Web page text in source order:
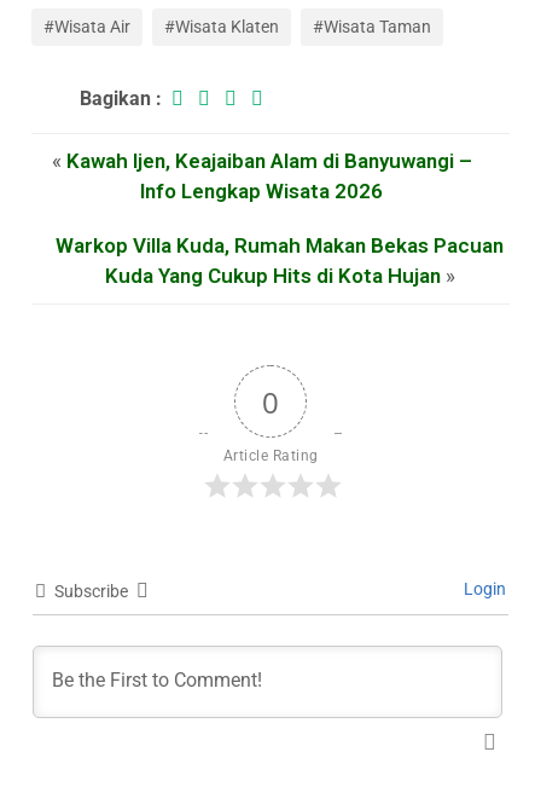
#Wisata Air #Wisata Klaten #Wisata Taman
Bagikan :
« Kawah Ijen, Keajaiban Alam di Banyuwangi –
Info Lengkap Wisata 2026
Warkop Villa Kuda, Rumah Makan Bekas Pacuan
Kuda Yang Cukup Hits di Kota Hujan»
0
Article Rating
Subscribe Login